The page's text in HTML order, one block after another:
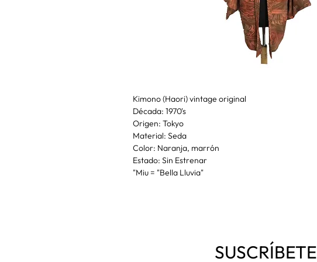
Kimono (Haori) vintage original
Década: 1970's
Origen: Tokyo
Material: Seda
Color: Naranja, marrón
Estado: Sin Estrenar
"Miu = "Bella Lluvia"
SUSCRÍBETE